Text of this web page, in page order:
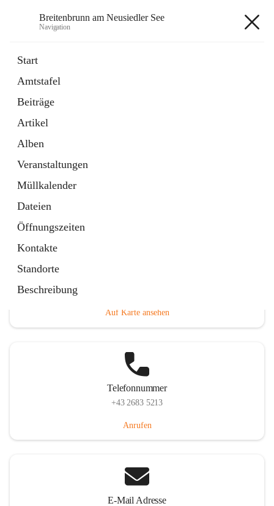
Breitenbrunn am Neusiedler See
Navigation
Start
Amtstafel
Beiträge
Artikel
Alben
Veranstaltungen
Müllkalender
Dateien
Öffnungszeiten
Kontakte
Standorte
Beschreibung
18 Schnellzugriffe
Gemeindeservice
Auf Karte ansehen
Telefonnummer
+43 2683 5213
Anrufen
E-Mail Adresse